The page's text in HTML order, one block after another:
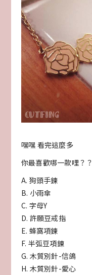
嘿嘿 看完這麼多
你最喜歡哪一款哩？？
A. 狗頭手鍊
B. 小雨傘
C. 字母Y
D. 許願豆戒指
E. 蜂窩項鍊
F. 半弧豆項鍊
G. 木質別針-信鴿
H. 木質別針-愛心